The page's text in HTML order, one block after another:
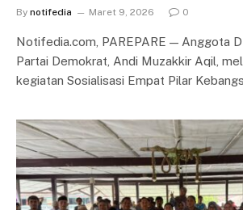
By notifedia Maret 9, 2026 0
Notifedia.com, PAREPARE — Anggota
Partai Demokrat, Andi Muzakkir Aqil,
kegiatan Sosialisasi Empat Pilar